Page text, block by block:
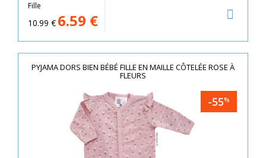
Fille
10.99 € 6.59 €
PYJAMA DORS BIEN BÉBÉ FILLE EN MAILLE CÔTELÉE ROSE À
FLEURS
-55%